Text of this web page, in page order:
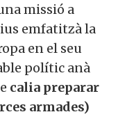
missió a
emfatitzà la
en el seu
polític anà
calia preparar
armades)